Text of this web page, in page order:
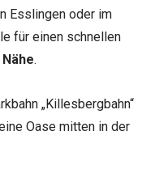
Esslingen oder im
für einen schnellen
.
„Killesbergbahn“
Oase mitten in der